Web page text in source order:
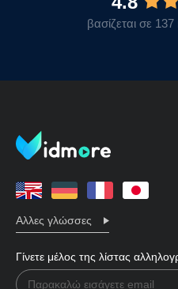
βασίζεται σε
Αλλες γλώσσες
Γίνετε μέλος της λίστας